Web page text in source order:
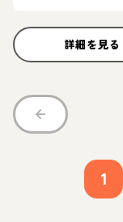
詳細を見る
1